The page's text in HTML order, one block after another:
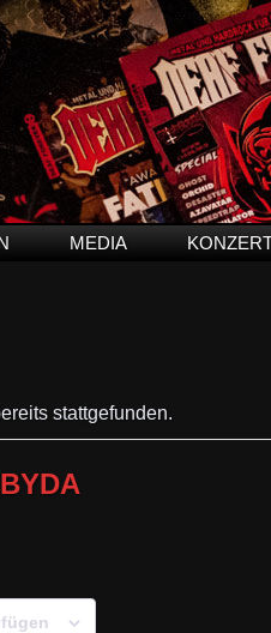
MEDIA
stattgefunden.